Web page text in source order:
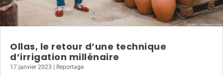
Ollas, le retour d’une technique
d’irrigation millénaire
17 janvier 2023 Reportage